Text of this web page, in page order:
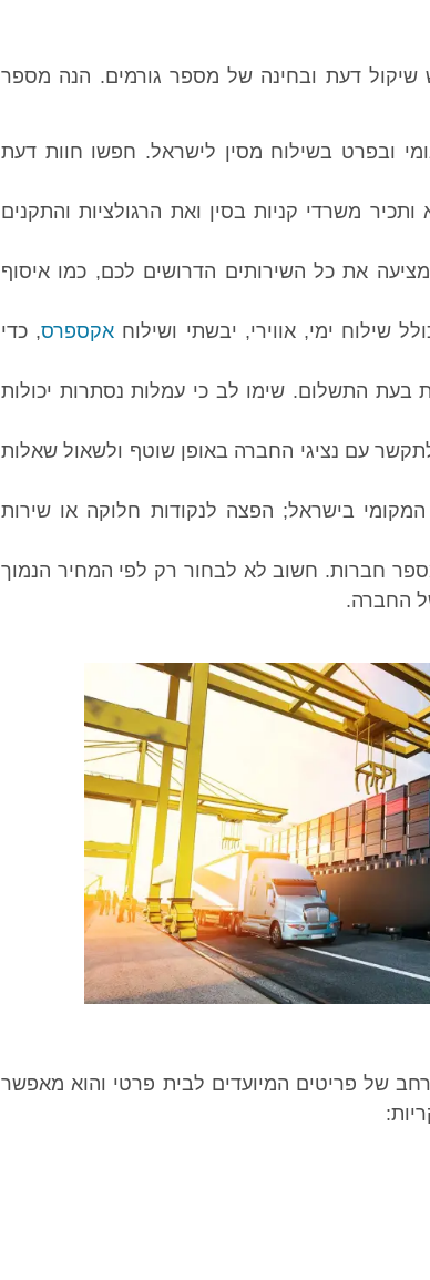
שיקול דעת ובחינה של מספר גורמים. הנה מספר
ובפרט בשילוח מסין לישראל. חפשו חוות דעת
משרדי קניות בסין ואת הרגולציות והתקנים
את כל השירותים הדרושים לכם, כמו איסוף
שילוח ימי, אווירי, יבשתי ושילוח אקספרס, כדי
התשלום. שימו לב כי עמלות נסתרות יכולות
עם נציגי החברה באופן שוטף ולשאול שאלות
בישראל; הפצה לנקודות חלוקה או שירות
חברות. חשוב לא לבחור רק לפי המחיר הנמוך
החברה.
רחב של פריטים המיועדים לבית פרטי והוא מאפשר